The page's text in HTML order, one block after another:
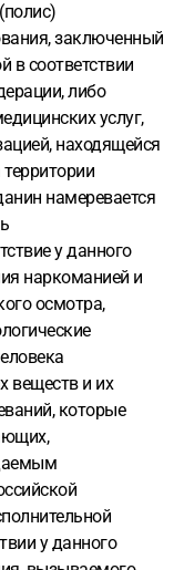
заключенный
в соответствии
либо
услуг,
находящейся
намеревается
у данного
наркоманией и
осмотра,
веществ и их
которые
у данного